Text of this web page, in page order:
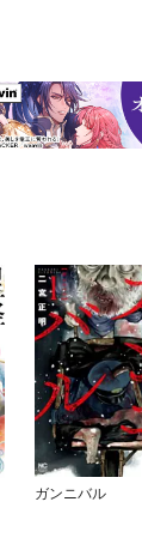
ガンニバル